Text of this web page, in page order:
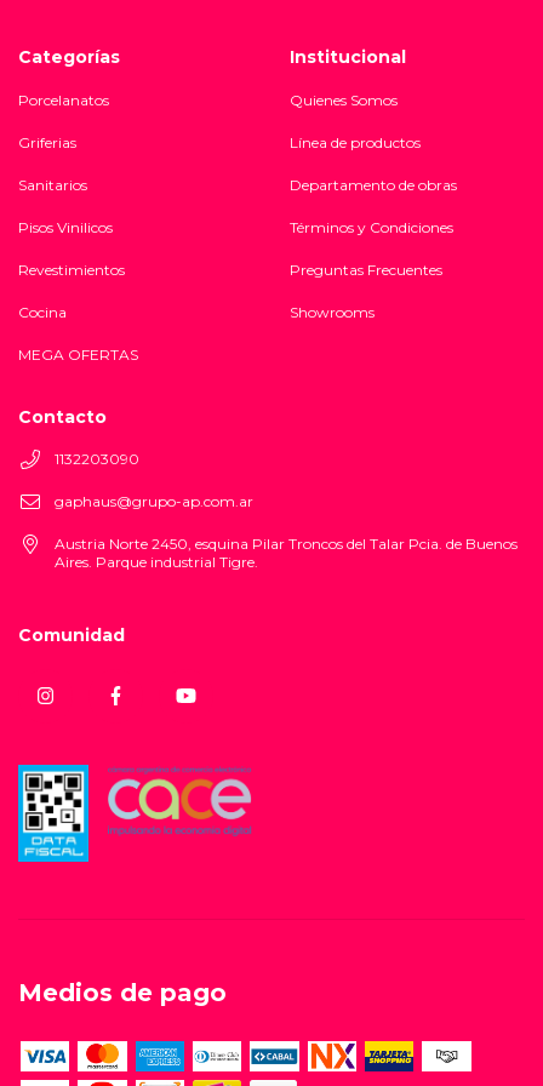
Categorías
Porcelanatos
Griferias
Sanitarios
Pisos Vinilicos
Revestimientos
Cocina
MEGA OFERTAS
Institucional
Quienes Somos
Línea de productos
Departamento de obras
Términos y Condiciones
Preguntas Frecuentes
Showrooms
Contacto
1132203090
gaphaus@grupo-ap.com.ar
Austria Norte 2450, esquina Pilar Troncos del Talar Pcia. de Buenos
Aires. Parque industrial Tigre.
Comunidad
Medios de pago